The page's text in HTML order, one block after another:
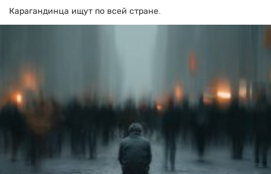
Карагандинца ищут по всей стране.